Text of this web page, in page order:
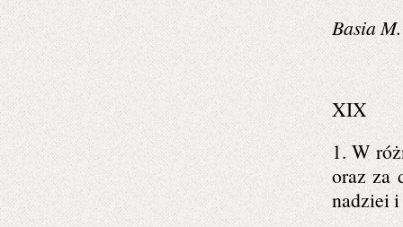
Basia M.
XIX
1. W
oraz za
nadziei i